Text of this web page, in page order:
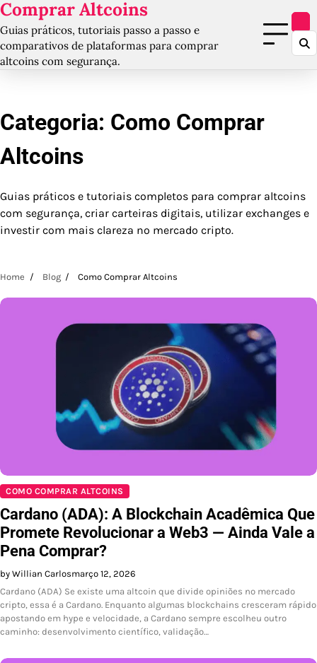
Skip
to
content
Comprar Altcoins
Guias práticos, tutoriais passo a passo e
comparativos de plataformas para comprar
altcoins com segurança.
Categoria: Como Comprar
Altcoins
Guias práticos e tutoriais completos para comprar altcoins
com segurança, criar carteiras digitais, utilizar exchanges e
investir com mais clareza no mercado cripto.
Home Blog Como Comprar Altcoins
COMO COMPRAR ALTCOINS
Cardano (ADA): A Blockchain Acadêmica Que
Promete Revolucionar a Web3 — Ainda Vale a
Pena Comprar?
by Willian Carlosmarço 12, 2026
Cardano (ADA) Se existe uma altcoin que divide opiniões no mercado
cripto, essa é a Cardano. Enquanto algumas blockchains cresceram rápido
apostando em hype e velocidade, a Cardano sempre escolheu outro
caminho: desenvolvimento científico, validação…